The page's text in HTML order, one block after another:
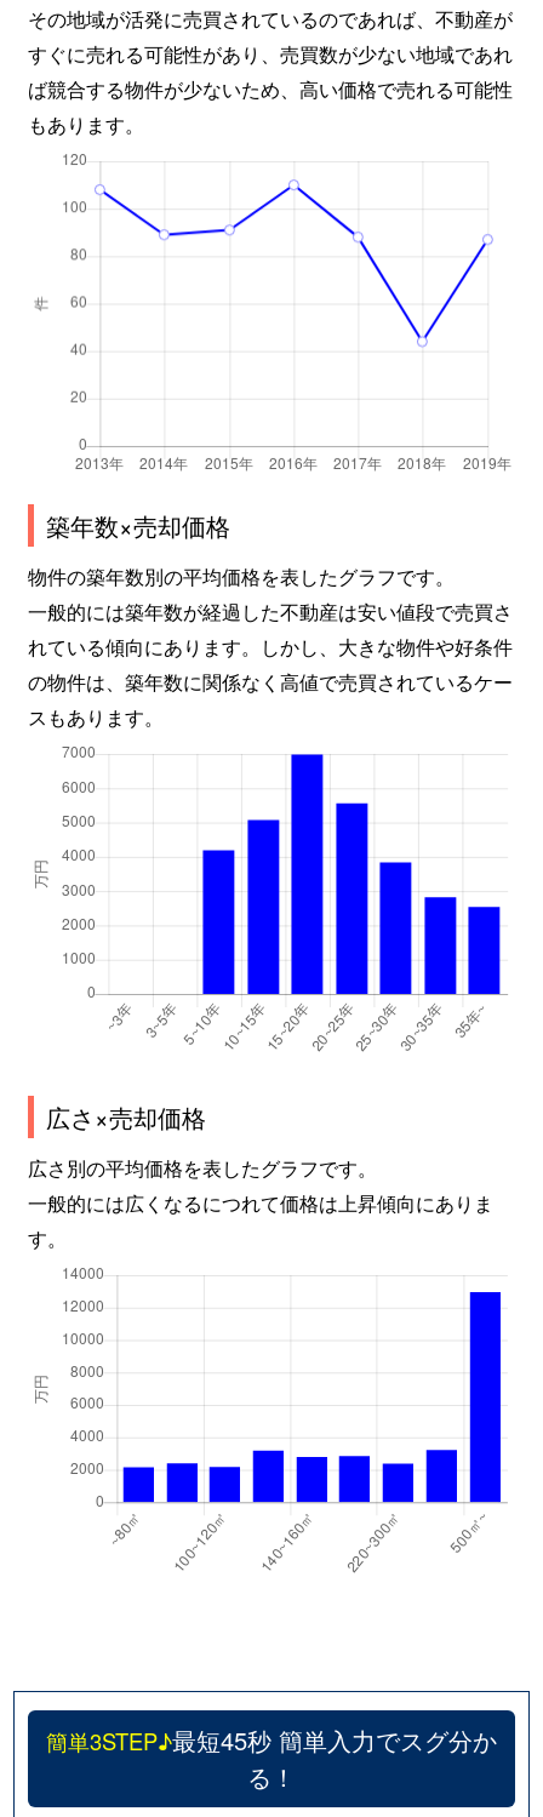
その地域が活発に売買されているのであれば、不動産が
すぐに売れる可能性があり、売買数が少ない地域であれ
ば競合する物件が少ないため、高い価格で売れる可能性
もあります。
築年数×売却価格
物件の築年数別の平均価格を表したグラフです。
一般的には築年数が経過した不動産は安い値段で売買さ
れている傾向にあります。しかし、大きな物件や好条件
の物件は、築年数に関係なく高値で売買されているケー
スもあります。
広さ×売却価格
広さ別の平均価格を表したグラフです。
一般的には広くなるにつれて価格は上昇傾向にありま
す。
簡単3STEP♪最短45秒 簡単入力でスグ分か
る！